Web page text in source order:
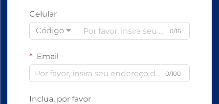
Celular
Código
0/16
Email
0/100
Inclua, por favor